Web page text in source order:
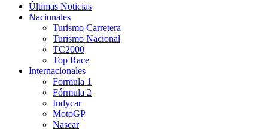
Últimas Noticias
Nacionales
Turismo Carretera
Turismo Nacional
TC2000
Top Race
Internacionales
Formula 1
Fórmula 2
Indycar
MotoGP
Nascar